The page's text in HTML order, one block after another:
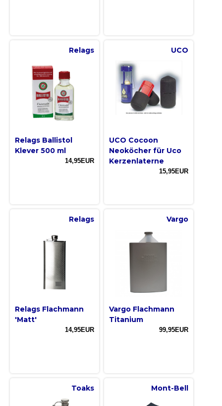
Relags
Relags Ballistol
Klever 500 ml
14,95EUR
UCO
UCO Cocoon
Neoköcher für Uco
Kerzenlaterne
15,95EUR
Relags
Relags Flachmann
'Matt'
14,95EUR
Vargo
Vargo Flachmann
Titanium
99,95EUR
Toaks Mont-Bell